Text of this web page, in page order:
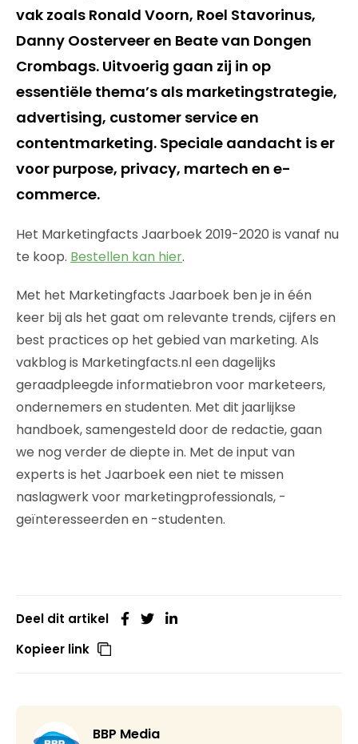
vak zoals Ronald Voorn, Roel Stavorinus,
Danny Oosterveer en Beate van Dongen
Crombags. Uitvoerig gaan zij in op
essentiële thema’s als marketingstrategie,
advertising, customer service en
contentmarketing. Speciale aandacht is er
voor purpose, privacy, martech en e-
commerce.
Het Marketingfacts Jaarboek 2019-2020 is vanaf nu
te koop. Bestellen kan hier.
Met het Marketingfacts Jaarboek ben je in één
keer bij als het gaat om relevante trends, cijfers en
best practices op het gebied van marketing. Als
vakblog is Marketingfacts.nl een dagelijks
geraadpleegde informatiebron voor marketeers,
ondernemers en studenten. Met dit jaarlijkse
handboek, samengesteld door de redactie, gaan
we nog verder de diepte in. Met de input van
experts is het Jaarboek een niet te missen
naslagwerk voor marketingprofessionals, -
geïnteresseerden en -studenten.
Deel dit artikel
Kopieer link
BBP Media